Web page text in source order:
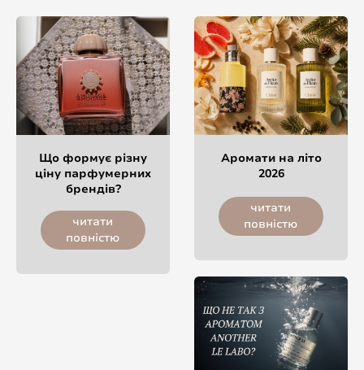
Що формує різну
ціну парфумерних
брендів?
читати
повністю
Аромати на літо
2026
читати
повністю